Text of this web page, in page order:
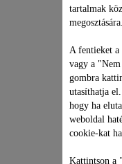
és 6
tartalmak
megosztására.
A fentieket
vagy a
gombra
utasíthatja
hogy ha
weboldal
cookie-kat
Kattintson a